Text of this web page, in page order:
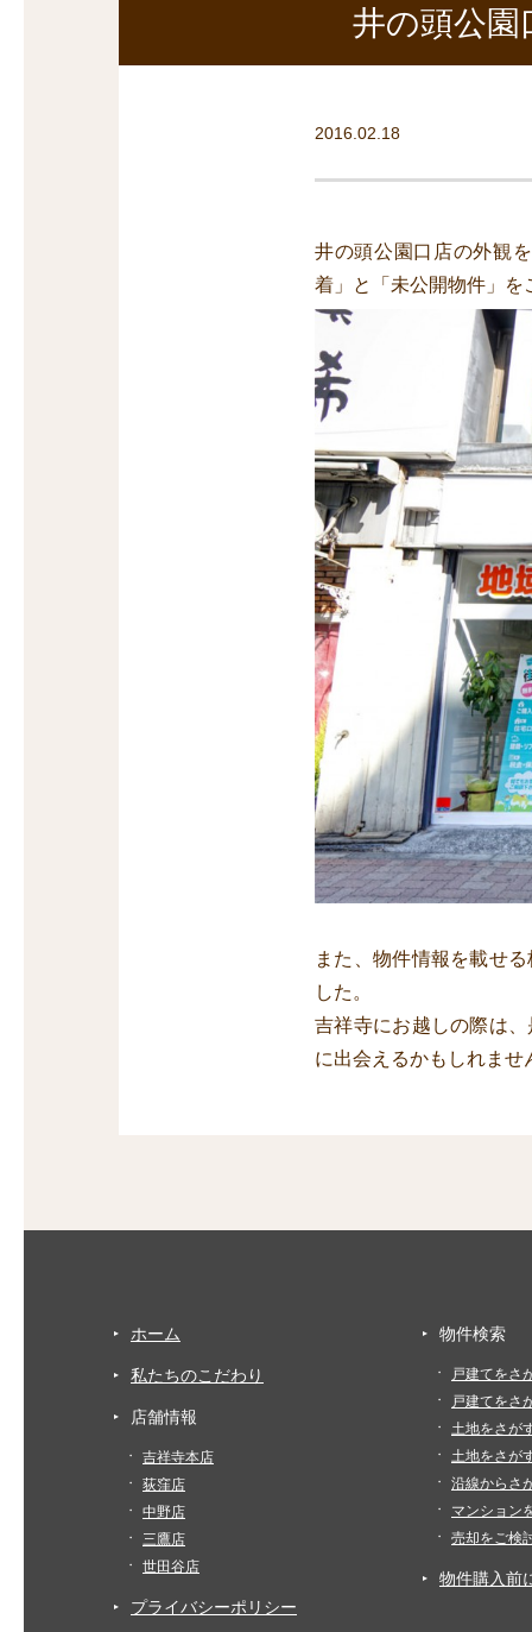
井の頭公
2016.02.18
井の頭公園口店の外観
着」と「未公開物件」を
また、物件情報を載せ
した。
吉祥寺にお越しの際は
に出会えるかもしれませ
ホーム
私たちのこだわり
店舗情報
吉祥寺本店
荻窪店
中野店
三鷹店
世田谷店
プライバシーポリシー
物件検索
戸建てをさ
戸建てをさ
土地をさが
土地をさが
沿線からさ
マンション
売却をご検
物件購入前